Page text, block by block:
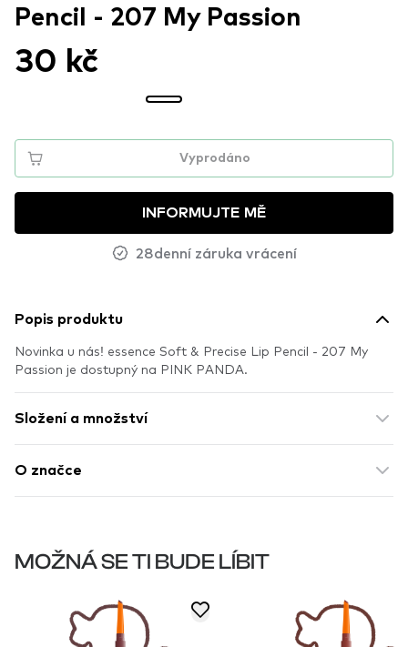
Pencil - 207 My Passion
30 kč
Vyprodáno
INFORMUJTE MĚ
28denní záruka vrácení
Popis produktu
Novinka u nás! essence Soft & Precise Lip Pencil - 207 My
Passion je dostupný na PINK PANDA.
Složení a množství
O značce
MOŽNÁ SE TI BUDE LÍBIT